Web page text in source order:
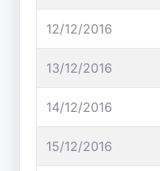
12/12/2016
13/12/2016
14/12/2016
15/12/2016